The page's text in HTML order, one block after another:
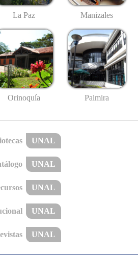
La Paz Manizales
Orinoquía Palmira
UNAL
UNAL
UNAL
UNAL
UNAL